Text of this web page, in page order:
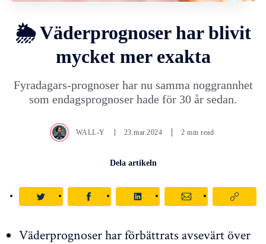
🌦️ Väderprognoser har blivit
mycket mer exakta
Fyradagars-prognoser har nu samma noggrannhet
som endagsprognoser hade för 30 år sedan.
WALL-Y 23.mar.2024 2 min read
Dela artikeln
Väderprognoser har förbättrats avsevärt över